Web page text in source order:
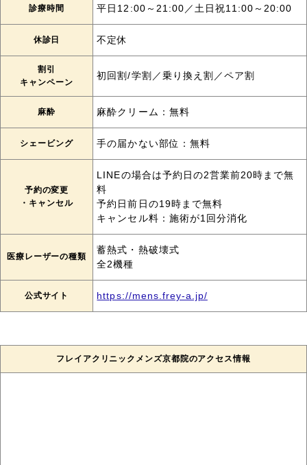
診療時間 平日12:00～21:00／土日祝11:00～20:00
休診日 不定休
割引
キャンペーン
初回割/学割／乗り換え割／ペア割
麻酔 麻酔クリーム：無料
シェービング 手の届かない部位：無料
予約の変更
・キャンセル
LINEの場合は予約日の2営業前20時まで無
料
予約日前日の19時まで無料
キャンセル料：施術が1回分消化
医療レーザーの種類
蓄熱式・熱破壊式
全2機種
公式サイト https://mens.frey-a.jp/
フレイアクリニックメンズ京都院のアクセス情報